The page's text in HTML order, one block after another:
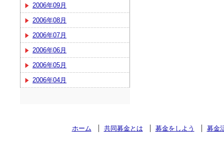
2006年09月
2006年08月
2006年07月
2006年06月
2006年05月
2006年04月
ホーム 共同募金とは 募金をしよう 募金